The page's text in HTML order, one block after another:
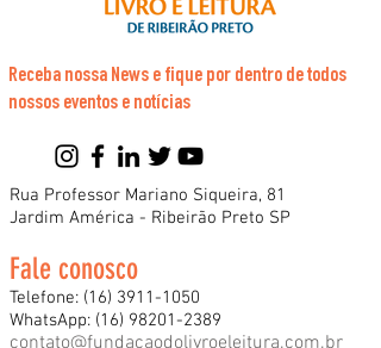
Receba nossa News e fique por dentro de todos
nossos eventos e notícias
Rua Professor Mariano Siqueira, 81
Jardim América - Ribeirão Preto SP
Fale conosco
Telefone: (16) 3911-1050
WhatsApp: (16) 98201-2389
contato@fundacaodolivroeleitura.com.br